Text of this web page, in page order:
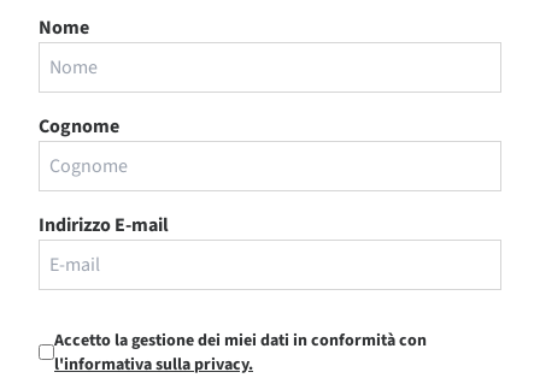
Nome
Cognome
Indirizzo E-mail
Accetto la gestione dei miei dati in conformità con
l'informativa sulla privacy.